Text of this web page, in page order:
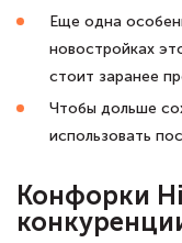
Еще одна
новостройках
стоит заранее
Чтобы дольше
использовать
Конфорки